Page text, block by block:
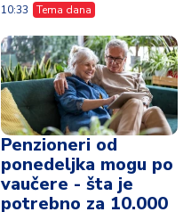
10:33 Tema dana
Penzioneri od
ponedeljka mogu po
vaučere - šta je
potrebno za 10.000